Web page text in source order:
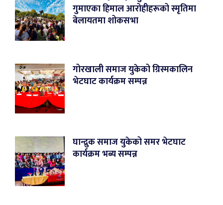
गुमाएका हिमाल आरोहीहरूको स्मृतिमा
बेलायतमा शोकसभा
गोरखाली समाज युकेको ग्रिस्मकालिन
भेटघाट कार्यक्रम सम्पन्न
घान्द्रुक समाज युकेको समर भेटघाट
कार्यक्रम भब्य सम्पन्न